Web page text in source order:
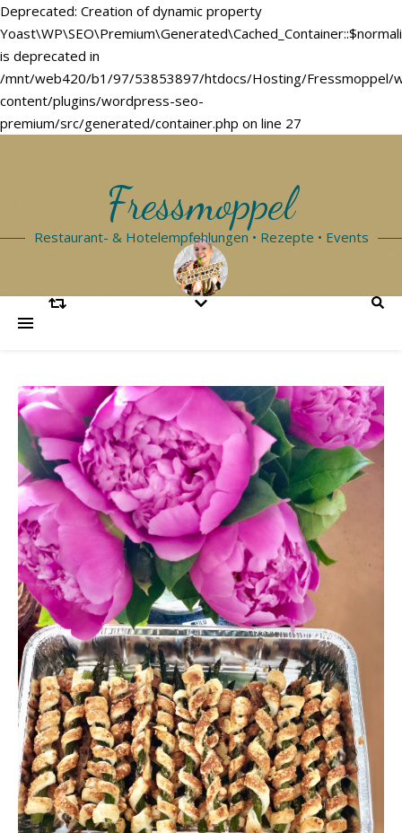
Deprecated: Creation of dynamic property
is deprecated in
/mnt/web420/b1/97/53853897/htdocs/Hosting/Fressmoppel/
content/plugins/wordpress-seo-
premium/src/generated/container.php on line 27
Fressmoppel
Restaurant- & Hotelempfehlungen • Rezepte • Events